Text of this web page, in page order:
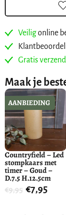
Veiligonline
Gratis
Maak je
AANBIEDING
Countryfield – Led
stompkaars met
timer – Goud –
D.7.5 H.12.5cm
€9,95 €7,95